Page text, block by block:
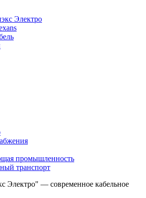
Электро
промышленность
транспорт
— современное кабельное